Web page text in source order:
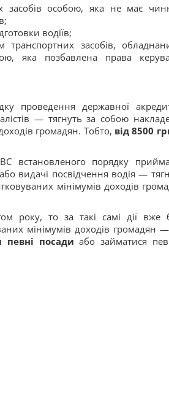
засобів особою, яка не має
водіїв;
транспортних засобів,
яка позбавлена права
проведення державної
— тягнуть за собою
громадян. Тобто, від 8500
встановленого порядку
видачі посвідчення водія —
мінімумів доходів
року, то за такі самі дії вже
мінімумів доходів громадян —
певні посади або займатися